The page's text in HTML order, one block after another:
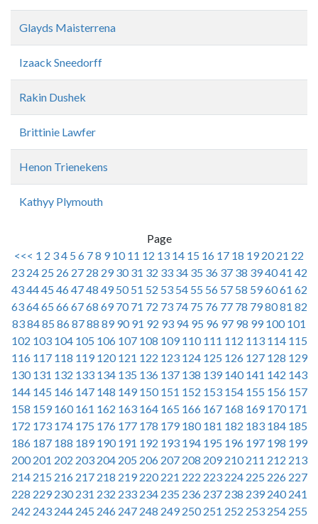
Glayds Maisterrena
Izaack Sneedorff
Rakin Dushek
Brittinie Lawfer
Henon Trienekens
Kathyy Plymouth
Page
<<< 1 2 34 5 6 78 9 10 11 12 13 14 15 16 17 18 19 20 21 22
23 24 25 26 27 28 29 30 31 32 33 34 35 36 37 38 394041 42
434445 464748 49 50 51 52 53 54 55 56 57 58 596061 62
636465 666768 69 70 71 72 73 74 75 76 77 78 798081 82
838485 868788 89 90 91 92 93 94 95 96 97 98 99 100 101
102 103 104 105 106 107 108 109 110 111 112 113 114 115
116 117 118 119 120 121 122 123 124 125 126 127 128 129
130 131 132 133 134 135 136 137 138 139 140 141 142 143
144 145 146 147 148 149 150 151 152 153 154 155 156 157
158 159 160 161 162 163 164 165 166 167 168 169 170 171
172 173 174 175 176 177 178 179 180 181 182 183 184 185
186 187 188 189 190 191 192 193 194 195 196 197 198 199
200 201 202 203 204 205 206 207 208 209 210 211 212 213
214 215 216 217 218 219 220 221 222 223 224 225 226 227
228 229 230 231 232 233 234 235 236 237 238 239 240 241
242 243 244 245 246 247 248 249 250 251 252 253 254 255